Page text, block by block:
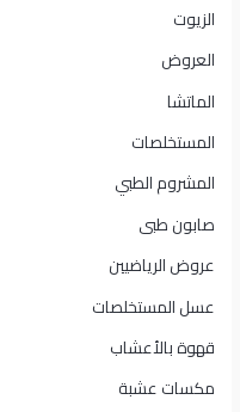
الزيوت
العروض
الماتشا
المستخلصات
المشروم الطبي
صابون طبى
عروض الرياضيين
عسل المستخلصات
قهوة بالأعشاب
مكسات عشبة